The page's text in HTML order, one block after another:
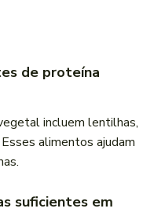
de proteína
incluem lentilhas,
alimentos ajudam
suficientes em